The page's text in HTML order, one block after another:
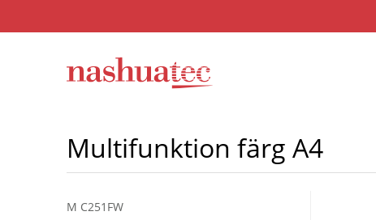
Multifunktion färg A4
M C251FW